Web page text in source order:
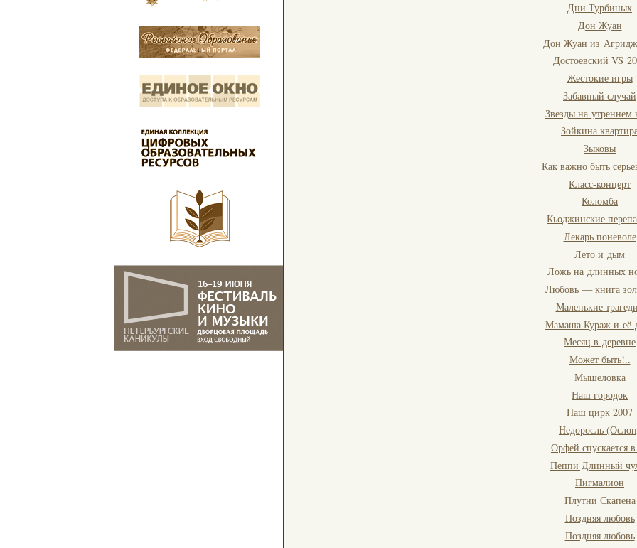
Дни Турбиных
Дон Жуан
Дон Жуан из
Достоевский VS
Жестокие игры
Забавный случай
Звезды на утреннем
Зойкина
Зыковы
Как важно быть
Класс-концерт
Коломба
Кьоджинские
Лекарь поневоле
Лето и дым
Ложь на длинных
Любовь — книга
Маленькие
Мамаша Кураж и её
Месяц в деревне
Может быть!..
Мышеловка
Наш городок
Наш цирк 2007
Недоросль
Орфей спускается
Пеппи Длинный
Пигмалион
Плутни Скапена
Поздняя любовь
Поздняя любовь